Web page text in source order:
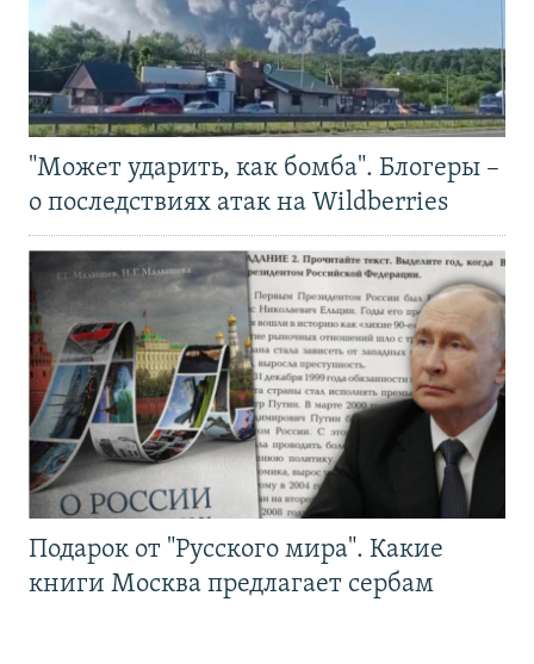
"Может ударить, как бомба". Блогеры –
о последствиях атак на Wildberries
Подарок от "Русского мира". Какие
книги Москва предлагает сербам